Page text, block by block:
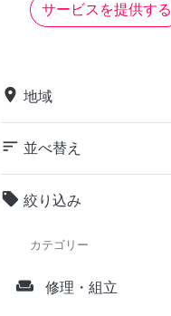
サービスを提供する
place 地域
sort 並べ替え
local_offer 絞り込み
カテゴリー
weekend 修理・組立